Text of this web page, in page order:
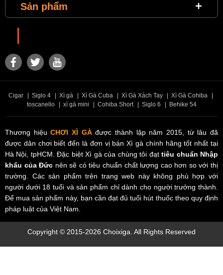
CS 8: VINHOMES METROPOLIS 29 LIỄU GIAI
CS 11: SUNRISE CITY, P TÂN HƯNG, QUẬN 7
CS 12: VINCOM PLAZA ĐÀ NẴNG
CS 13: VINCOM PLAZA TRẦN PHÚ
Sản phẩm
Cigar | Siglo 4 | Xì gà | Xì Gà Cuba | Xì Gà Xách Tay | Xì Gà Cohiba
|
toscanello
| xì gà mini | Cohiba Short | Siglo 6 | Behike 54
Thương hiệuCHƠI XÌ GÀđược thành lập năm 2015, từ lâu đã
được dân chơi biết đến là đơn vị bán Xì gà chính hãng tốt nhất tại
Hà Nội, tpHCM. Đặc biệt Xì gà của chúng tôi đạttiêu chuẩn Nhập
khẩu của Đức nên sẽ có tiêu chuẩn chất lượng cao hơn so với thị
trường. Các sản phẩm trên trang web này không phù hợp với
người dưới 18 tuổi và sản phẩm chỉ dành cho người trưởng thành.
Để mua sản phẩm này, bạn cần đạt đủ tuổi hút thuốc theo quy định
pháp luật của Việt Nam.
Copyright © 2015-2026 Choixiga. All Rights Reserved